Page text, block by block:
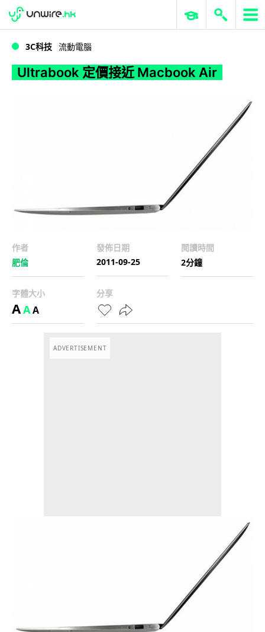
Ultrabook 定價接近 Macbook Air
WWDC 2026 ERP 與商業 AI
3C科技 流動電腦
Ultrabook 定價接近 Macbook Air
作者
肥倫
發佈日期
2011-09-25
閱讀時間
2分鐘
字體大小
AAA
分享
ADVERTISEMENT